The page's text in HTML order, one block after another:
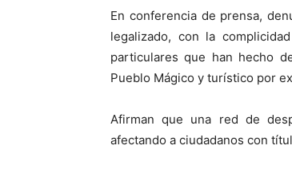
En conferencia de prensa,
legalizado, con la
particulares que han hecho
Pueblo Mágico y turístico por
Afirman que una red de
afectando a ciudadanos con